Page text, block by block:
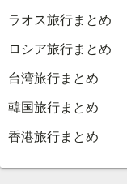
ラオス旅行まとめ
ロシア旅行まとめ
台湾旅行まとめ
韓国旅行まとめ
香港旅行まとめ